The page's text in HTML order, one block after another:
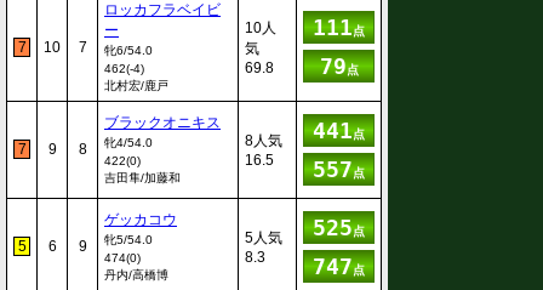
7 10 7
ロッカフラベイビ
ー
牝6/54.0
462(-4)
北村宏/鹿戸
10人
気
69.8
111点
79点
7 9 8
ブラックオニキス
牝4/54.0
422(0)
吉田隼/加藤和
8人気
16.5
441点
557点
5 6 9
ゲッカコウ
牝5/54.0
474(0)
丹内/高橋博
5人気
8.3
525点
747点